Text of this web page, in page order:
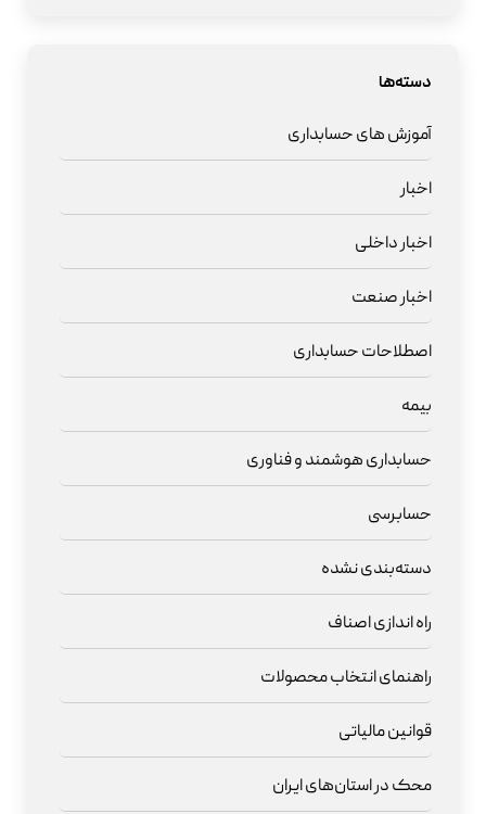
دسته‌ها
آموزش های حسابداری
اخبار
اخبار داخلی
اخبار صنعت
اصطلاحات حسابداری
بیمه
حسابداری هوشمند و فناوری
حسابرسی
دسته‌بندی نشده
راه اندازی اصناف
راهنمای انتخاب محصولات
قوانین مالیاتی
محک در استان‌های ایران